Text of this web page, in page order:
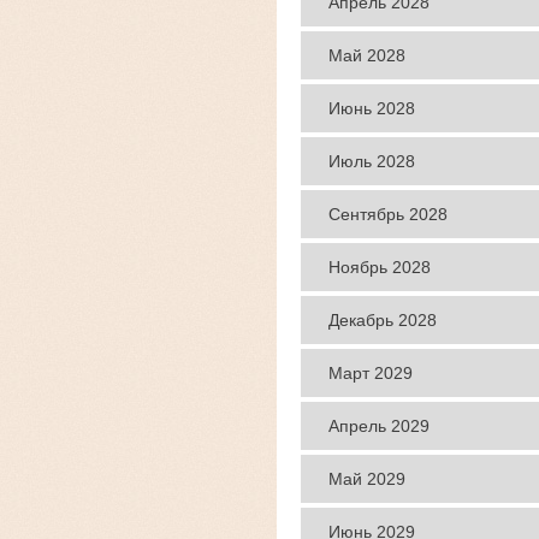
Май 2028
Июнь 2028
Июль 2028
Сентябрь 2028
Ноябрь 2028
Декабрь 2028
Март 2029
Апрель 2029
Май 2029
Июнь 2029